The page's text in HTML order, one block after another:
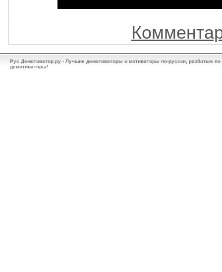
Рус Демотиватор.ру - Лучшие демотиваторы и мотиваторы по-русски, разбитые
демотиваторы!